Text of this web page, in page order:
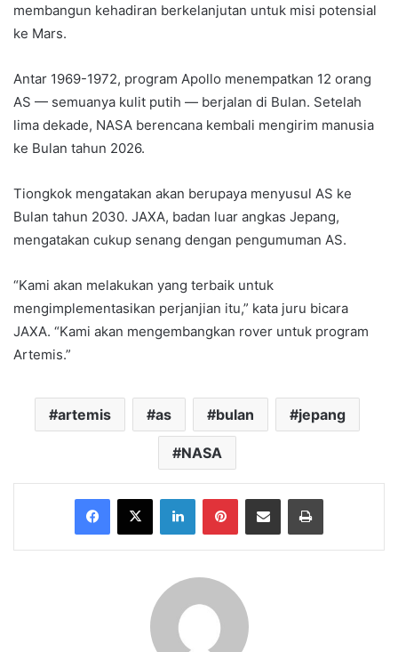
membangun kehadiran berkelanjutan untuk misi potensial
ke Mars.
Antar 1969-1972, program Apollo menempatkan 12 orang
AS — semuanya kulit putih — berjalan di Bulan. Setelah
lima dekade, NASA berencana kembali mengirim manusia
ke Bulan tahun 2026.
Tiongkok mengatakan akan berupaya menyusul AS ke
Bulan tahun 2030. JAXA, badan luar angkas Jepang,
mengatakan cukup senang dengan pengumuman AS.
“Kami akan melakukan yang terbaik untuk
mengimplementasikan perjanjian itu,” kata juru bicara
JAXA. “Kami akan mengembangkan rover untuk program
Artemis.”
artemis as bulan jepang
NASA
Facebook
X LinkedInPinterestShare via Email Print